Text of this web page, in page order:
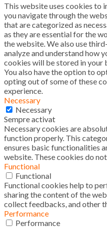
This website uses cookies to
you navigate through the
that are categorized as
as they are essential for the
the website. We also use
analyze and understand how
cookies will be stored in your
You also have the option to
opting out of some of these
experience.
Necessary
Necessary
Sempre activat
Necessary cookies are
function properly. This
ensures basic functionalities
website. These cookies do
Functional
Functional
Functional cookies help to
sharing the content of the
collect feedbacks, and other
Performance
Performance